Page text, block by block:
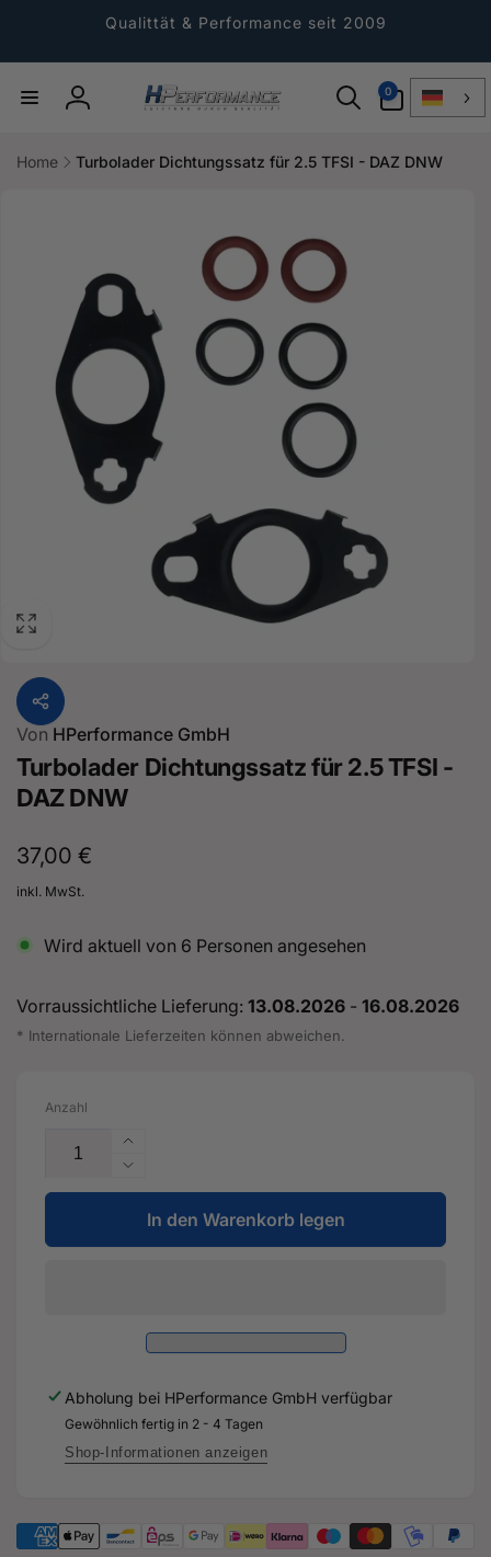
Qualittät & Performance seit 2009
Einloggen
0
Artikel
Home Turbolader Dichtungssatz für 2.5 TFSI - DAZ DNW
Von HPerformance GmbH
Turbolader Dichtungssatz für 2.5 TFSI -
DAZ DNW
Normaler
Preis
37,00 €
inkl. MwSt.
Wird aktuell von 6 Personen angesehen
Vorraussichtliche Lieferung: 13.08.2026 - 16.08.2026
* Internationale Lieferzeiten können abweichen.
Anzahl
Erhöhe
die
Menge
für
Turbolader
TFSI
DNW
Verringere
die
Menge
für
2.5
TFSI
DAZ
DNW
In den Warenkorb legen
Abholung bei HPerformance GmbH verfügbar
Gewöhnlich fertig in 2 - 4 Tagen
Shop-Informationen anzeigen